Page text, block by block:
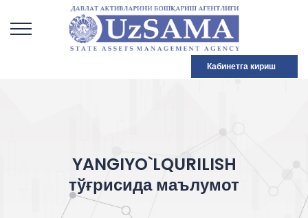
Кабинетга кириш
YANGIYO`LQURILISH
тўғрисида маълумот